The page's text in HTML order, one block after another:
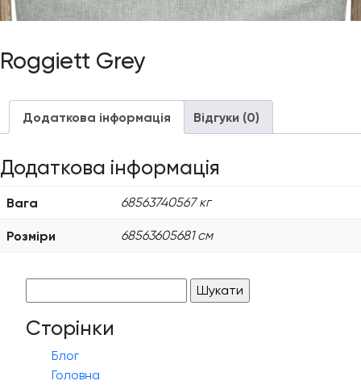
Roggiett Grey
Додаткова інформація Відгуки (0)
Додаткова інформація
Вага 68563740567 кг
Розміри 68563605681 см
Сторінки
Блог
Головна